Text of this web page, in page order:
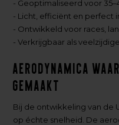
- Geoptimaliseerd voor
- Licht, efficiënt en perfect
- Ontwikkeld voor races,
- Verkrijgbaar als
Aerodynamica
gemaakt
Bij de ontwikkeling van de
op échte snelheid. De